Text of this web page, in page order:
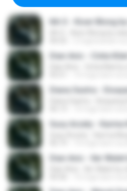
Itih S - Kiser Blong
Dian Anic - Cinta
Diana Sastra -
Susy Arzety -
Dian Anic - Iler